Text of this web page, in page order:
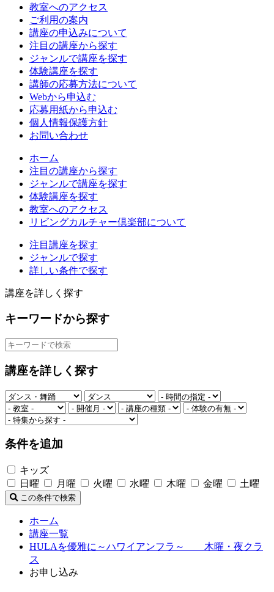
教室へのアクセス
ご利用の案内
講座の申込みについて
注目の講座から探す
ジャンルで講座を探す
体験講座を探す
講師の応募方法について
Webから申込む
応募用紙から申込む
個人情報保護方針
お問い合わせ
ホーム
注目の講座から探す
ジャンルで講座を探す
体験講座を探す
教室へのアクセス
リビングカルチャー倶楽部について
注目講座を探す
ジャンルで探す
詳しい条件で探す
講座を詳しく探す
キーワードから探す
講座を詳しく探す
条件を追加
キッズ
日曜
月曜 火曜 水曜 木曜 金曜 土曜
この条件で検索
ホーム
講座一覧
HULAを優雅に～ハワイアンフラ～ 木曜・夜クラ
ス
お申し込み